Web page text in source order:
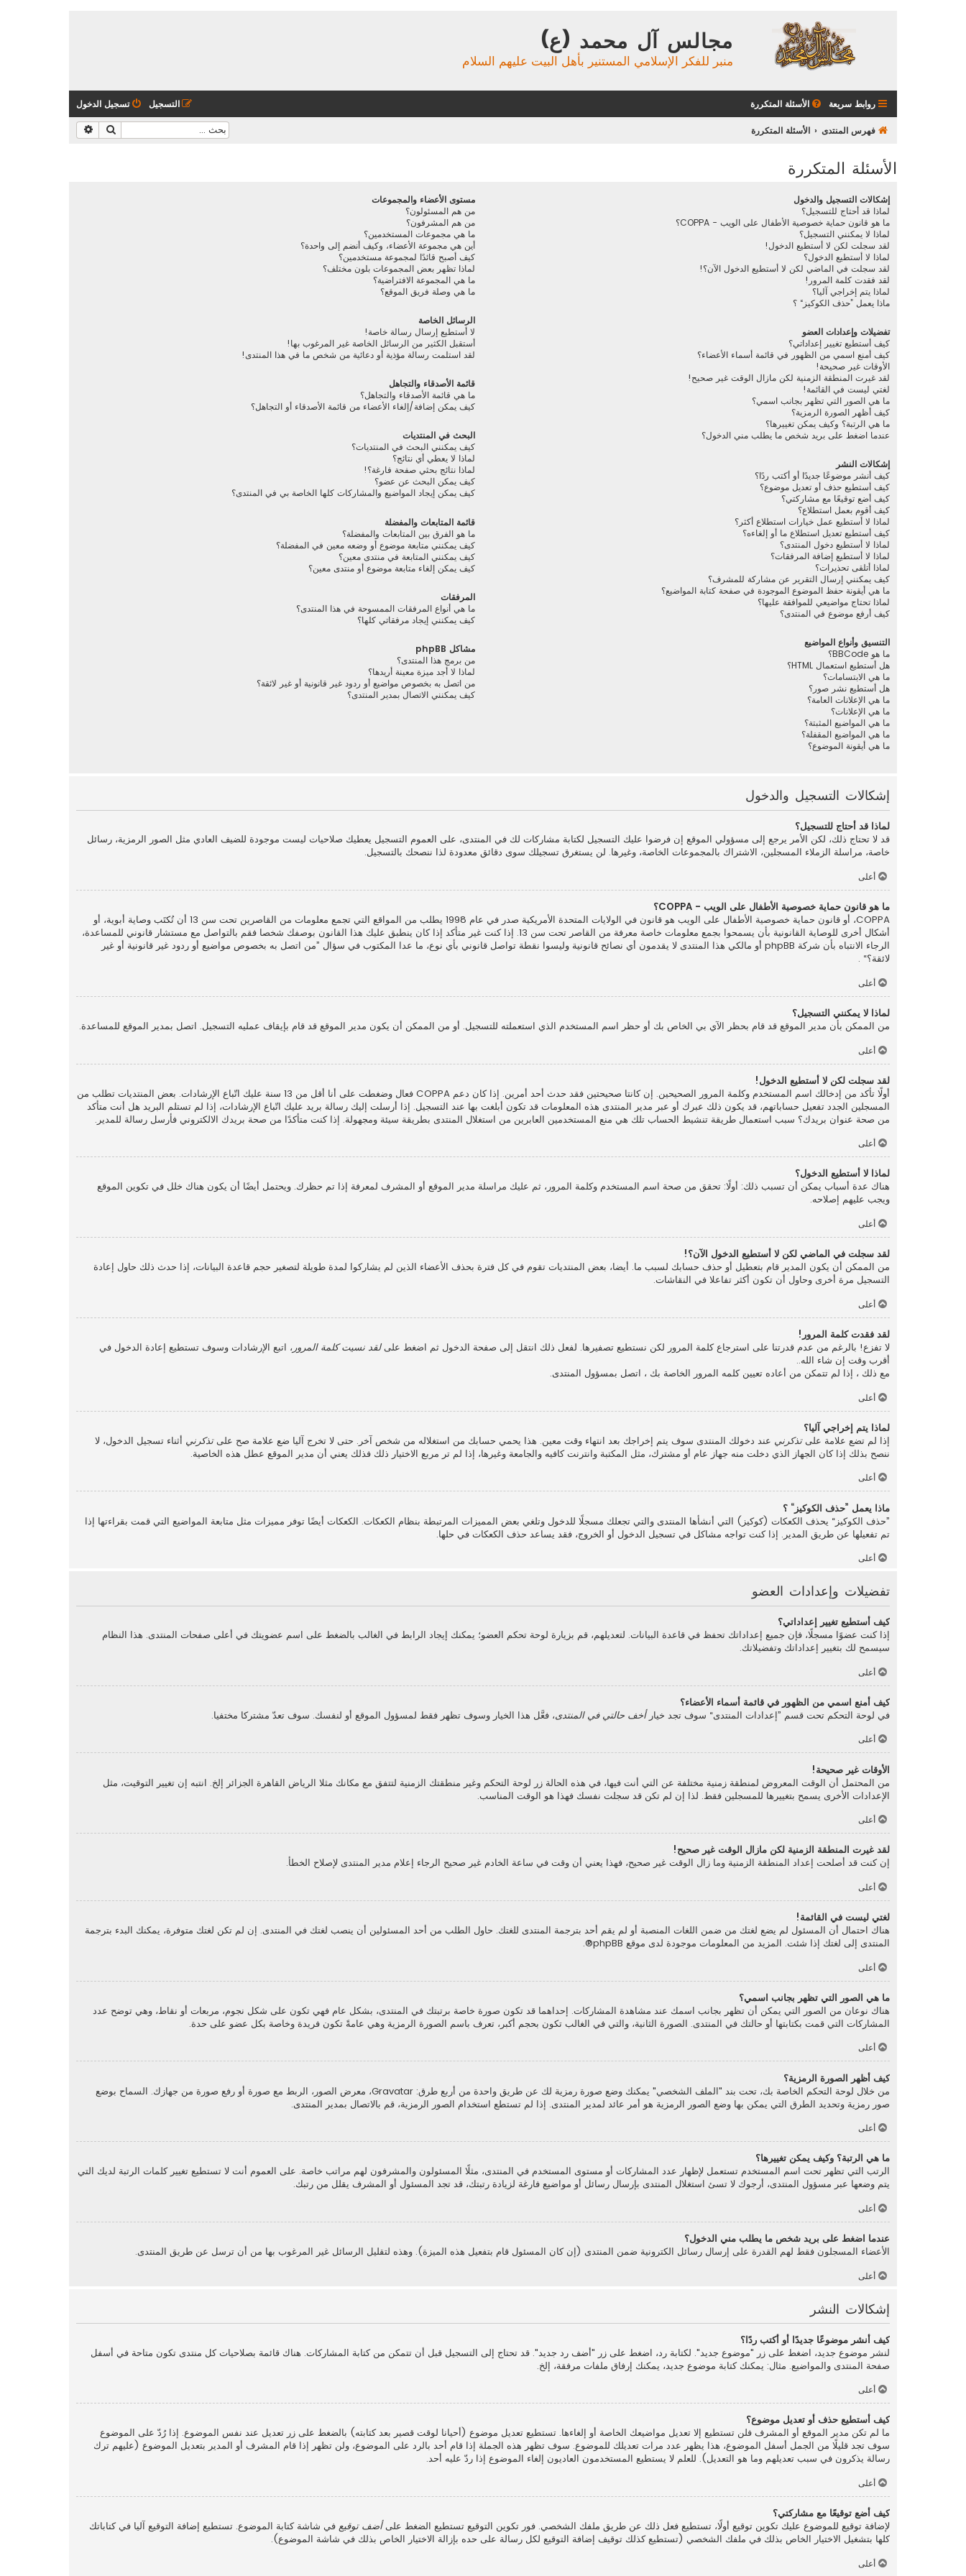
مجالس آل محمد (ع)
منبر للفكر الإسلامي المستنير بأهل البيت عليهم السلام
روابط سريعة الأسئلة المتكررة تسجيل الدخول التسجيل
فهرس المنتدى الأسئلة المتكررة بحث
الأسئلة المتكررة
إشكالات التسجيل والدخول
لماذا قد أحتاج للتسجيل؟
ما هو قانون حماية خصوصية الأطفال على الويب - COPPA؟
لماذا لا يمكنني التسجيل؟
لقد سجلت لكن لا أستطيع الدخول!
لماذا لا أستطيع الدخول؟
لقد سجلت في الماضي لكن لا أستطيع الدخول الآن؟!
لقد فقدت كلمة المرور!
لماذا يتم إخراجي آليا؟
ماذا يعمل ”حذف الكوكيز“ ؟
تفضيلات وإعدادات العضو
كيف أستطيع تغيير إعداداتي؟
كيف أمنع اسمي من الظهور في قائمة أسماء الأعضاء؟
الأوقات غير صحيحة!
لقد غيرت المنطقة الزمنية لكن مازال الوقت غير صحيح!
لغتي ليست في القائمة!
ما هي الصور التي تظهر بجانب اسمي؟
كيف أظهر الصورة الرمزية؟
ما هي الرتبة؟ وكيف يمكن تغييرها؟
عندما اضغط على بريد شخص ما يطلب مني الدخول؟
إشكالات النشر
كيف أنشر موضوعًا جديدًا أو أكتب ردًا؟
كيف أستطيع حذف أو تعديل موضوع؟
كيف أضع توقيعًا مع مشاركتي؟
كيف أقوم بعمل استطلاع؟
لماذا لا أستطيع عمل خيارات استطلاع أكثر؟
كيف أستطيع تعديل استطلاع ما أو إلغاءه؟
لماذا لا أستطيع دخول المنتدى؟
لماذا لا أستطيع إضافة المرفقات؟
لماذا أتلقى تحذيرات؟
كيف يمكنني إرسال التقرير عن مشاركة للمشرف؟
ما هي أيقونة حفظ الموضوع الموجودة في صفحة كتابة المواضيع؟
لماذا تحتاج مواضيعي للموافقة عليها؟
كيف أرفع موضوع في المنتدى؟
التنسيق وأنواع المواضيع
ما هو BBCode؟
هل أستطيع استعمال HTML؟
ما هي الابتسامات؟
هل أستطيع نشر صور؟
ما هي الإعلانات العامة؟
ما هي الإعلانات؟
ما هي المواضيع المثبتة؟
ما هي المواضيع المقفلة؟
ما هي أيقونة الموضوع؟
مستوى الأعضاء والمجموعات
من هم المسئولون؟
من هم المشرفون؟
ما هي مجموعات المستخدمين؟
أين هي مجموعة الأعضاء، وكيف أنضم إلى واحدة؟
كيف أصبح قائدًا لمجموعة مستخدمين؟
لماذا تظهر بعض المجموعات بلون مختلف؟
ما هي المجموعة الافتراضية؟
ما هي وصلة فريق الموقع؟
الرسائل الخاصة
لا أستطيع إرسال رسالة خاصة!
أستقبل الكثير من الرسائل الخاصة غير المرغوب بها!
لقد استلمت رسالة مؤذية أو دعائية من شخص ما في هذا المنتدى!
قائمة الأصدقاء والتجاهل
ما هي قائمة الأصدقاء والتجاهل؟
كيف يمكن إضافة/إلغاء الأعضاء من قائمة الأصدقاء أو التجاهل؟
البحث في المنتديات
كيف يمكنني البحث في المنتديات؟
لماذا لا يعطي أي نتائج؟
لماذا نتائج بحثي صفحة فارغة؟!
كيف يمكن البحث عن عضو؟
كيف يمكن إيجاد المواضيع والمشاركات كلها الخاصة بي في المنتدى؟
قائمة المتابعات والمفضلة
ما هو الفرق بين المتابعات والمفضلة؟
كيف يمكنني متابعة موضوع أو وضعه معين في المفضلة؟
كيف يمكنني المتابعة في منتدى معين؟
كيف يمكن إلغاء متابعة موضوع أو منتدى معين؟
المرفقات
ما هي أنواع المرفقات الممسوحة في هذا المنتدى؟
كيف يمكنني إيجاد مرفقاتي كلها؟
مشاكل phpBB
من برمج هذا المنتدى؟
لماذا لا أجد ميزة معينة أريدها؟
من اتصل به بخصوص مواضيع أو ردود غير قانونية أو غير لائقة؟
كيف يمكنني الاتصال بمدير المنتدى؟
إشكالات التسجيل والدخول
لماذا قد أحتاج للتسجيل؟
قد لا تحتاج ذلك، لكن الأمر يرجع إلى مسؤولي الموقع إن فرضوا عليك التسجيل لكتابة مشاركات لك في المنتدى، على العموم التسجيل يعطيك صلاحيات ليست موجودة للضيف العادي مثل الصور الرمزية، رسائل
خاصة، مراسلة الزملاء المسجلين، الاشتراك بالمجموعات الخاصة، وغيرها. لن يستغرق تسجيلك سوى دقائق معدودة لذا ننصحك بالتسجيل.
أعلى
ما هو قانون حماية خصوصية الأطفال على الويب - COPPA؟
COPPA، أو قانون حماية خصوصية الأطفال على الويب هو قانون في الولايات المتحدة الأمريكية صدر في عام 1998 يطلب من المواقع التي تجمع معلومات من القاصرين تحت سن 13 أن تُكتَب وصاية أبوية، أو
أشكال أخرى للوصاية القانونية بأن يسمحوا بجمع معلومات خاصة معرفة من القاصر تحت سن 13. إذا كنت غير متأكد إذا كان ينطبق عليك هذا القانون بوصفك شخصا فقم بالتواصل مع مستشار قانوني للمساعدة،
الرجاء الانتباه بأن شركة phpBB أو مالكي هذا المنتدى لا يقدمون أي نصائح قانونية وليسوا نقطة تواصل قانوني بأي نوع، ما عدا المكتوب في سؤال ”من اتصل به بخصوص مواضيع أو ردود غير قانونية أو غير
لائقة؟“ .
أعلى
لماذا لا يمكنني التسجيل؟
من الممكن بأن مدير الموقع قد قام بحظر الآي بي الخاص بك أو حظر اسم المستخدم الذي استعملته للتسجيل. أو من الممكن أن يكون مدير الموقع قد قام بإيقاف عمليه التسجيل. اتصل بمدير الموقع للمساعدة.
أعلى
لقد سجلت لكن لا أستطيع الدخول!
أولًا تأكد من إدخالك اسم المستخدم وكلمة المرور الصحيحين. إن كانتا صحيحتين فقد حدث أحد أمرين. إذا كان دعم COPPA فعال وضغطت على أنا أقل من 13 سنة عليك اتّباع الإرشادات. بعض المنتديات تطلب من
المسجلين الجدد تفعيل حساباتهم، قد يكون ذلك عبرك أو عبر مدير المنتدى هذه المعلومات قد تكون أبلغت بها عند التسجيل. إذا أرسلت إليك رسالة بريد عليك اتّباع الإرشادات، إذا لم تستلم البريد هل أنت متأكد
من صحة عنوان بريدك؟ سبب استعمال طريقة تنشيط الحساب تلك هي منع المستخدمين العابرين من استغلال المنتدى بطريقة سيئة ومجهولة. إذا كنت متأكدًا من صحة بريدك الالكتروني فأرسل رسالة للمدير.
أعلى
لماذا لا أستطيع الدخول؟
هناك عدة أسباب يمكن أن تسبب ذلك: أولًا: تحقق من صحة اسم المستخدم وكلمة المرور، ثم عليك مراسلة مدير الموقع أو المشرف لمعرفة إذا تم حظرك. ويحتمل أيضًا أن يكون هناك خلل في تكوين الموقع
ويجب عليهم إصلاحه.
أعلى
لقد سجلت في الماضي لكن لا أستطيع الدخول الآن؟!
من الممكن أن يكون المدير قام بتعطيل أو حذف حسابك لسبب ما. أيضا، بعض المنتديات تقوم في كل فترة بحذف الأعضاء الذين لم يشاركوا لمدة طويلة لتصغير حجم قاعدة البيانات، إذا حدث ذلك حاول إعادة
التسجيل مرة أخرى وحاول أن تكون أكثر تفاعلا في النقاشات.
أعلى
لقد فقدت كلمة المرور!
لا تفزع! بالرغم من عدم قدرتنا على استرجاع كلمة المرور لكن نستطيع تصفيرها. لفعل ذلك انتقل إلى صفحة الدخول ثم اضغط علىلقد نسيت كلمة المرور ، اتبع الإرشادات وسوف تستطيع إعادة الدخول في
أقرب وقت إن شاء الله..
مع ذلك ، إذا لم تتمكن من أعاده تعيين كلمه المرور الخاصة بك ، اتصل بمسؤول المنتدى.
أعلى
لماذا يتم إخراجي آليا؟
إذا لم تضع علامة علىتذكرني عند دخولك المنتدى سوف يتم إخراجك بعد انتهاء وقت معين. هذا يحمي حسابك من استغلاله من شخص آخر. حتى لا تخرج آليا ضع علامة صح علىتذكرني أثناء تسجيل الدخول، لا
ننصح بذلك إذا كان الجهاز الذي دخلت منه جهاز عام أو مشترك، مثل المكتبة وانترنت كافيه والجامعة وغيرها، إذا لم تر مربع الاختيار ذلك فذلك يعني أن مدير الموقع عطل هذه الخاصية.
أعلى
ماذا يعمل ”حذف الكوكيز“ ؟
”حذف الكوكيز“ يحذف الكعكات (كوكيز) التي أنشأها المنتدى والتي تجعلك مسجلًا للدخول وتلغي بعض المميزات المرتبطة بنظام الكعكات. الكعكات أيضًا توفر مميزات مثل متابعة المواضيع التي قمت بقراءتها إذا
تم تفعيلها عن طريق المدير. إذا كنت تواجه مشاكل في تسجيل الدخول أو الخروج، فقد يساعد حذف الكعكات في حلها.
أعلى
تفضيلات وإعدادات العضو
كيف أستطيع تغيير إعداداتي؟
إذا كنت عضوًا مسجلًا، فإن جميع إعداداتك تحفظ في قاعدة البيانات. لتعديلهم، قم بزيارة لوحة تحكم العضو؛ يمكنك إيجاد الرابط في الغالب بالضغط على اسم عضويتك في أعلى صفحات المنتدى. هذا النظام
سيسمح لك بتغيير إعداداتك وتفضيلاتك.
أعلى
كيف أمنع اسمي من الظهور في قائمة أسماء الأعضاء؟
في لوحة التحكم تحت قسم ”إعدادات المنتدى“ سوف تجد خيارأخف حالتي في المنتدى، فعَّل هذا الخيار وسوف تظهر فقط لمسؤول الموقع أو لنفسك. سوف تعدّ مشتركا مختفيا.
أعلى
الأوقات غير صحيحة!
من المحتمل أن الوقت المعروض لمنطقة زمنية مختلفة عن التي أنت فيها، في هذه الحالة زر لوحة التحكم وغير منطقتك الزمنية لتتفق مع مكانك مثلا الرياض القاهرة الجزائر إلخ. انتبه إن تغيير التوقيت، مثل
الإعدادات الأخرى يسمح بتغييرها للمسجلين فقط. لذا إن لم تكن قد سجلت نفسك فهذا هو الوقت المناسب.
أعلى
لقد غيرت المنطقة الزمنية لكن مازال الوقت غير صحيح!
إن كنت قد أصلحت إعداد المنطقة الزمنية وما زال الوقت غير صحيح، فهذا يعني أن وقت في ساعة الخادم غير صحيح الرجاء إعلام مدير المنتدى لإصلاح الخطأ.
أعلى
لغتي ليست في القائمة!
هناك احتمال أن المسئول لم يضع لغتك من ضمن اللغات المنصبة أو لم يقم أحد بترجمة المنتدى للغتك. حاول الطلب من أحد المسئولين أن ينصب لغتك في المنتدى. إن لم تكن لغتك متوفرة، يمكنك البدء بترجمة
المنتدى إلى لغتك إذا شئت. المزيد من المعلومات موجودة لدى موقع phpBB
®.
أعلى
ما هي الصور التي تظهر بجانب اسمي؟
هناك نوعان من الصور التي يمكن أن تظهر بجانب اسمك عند مشاهدة المشاركات. إحداهما قد تكون صورة خاصة برتبتك في المنتدى، بشكل عام فهي تكون على شكل نجوم، مربعات أو نقاط، وهي توضح عدد
المشاركات التي قمت بكتابتها أو حالتك في المنتدى. الصورة الثانية، والتي في الغالب تكون بحجم أكبر، تعرف باسم الصورة الرمزية وهي عامةً تكون فريدة وخاصة بكل عضو على حدة.
أعلى
كيف أظهر الصورة الرمزية؟
من خلال لوحة التحكم الخاصة بك، تحت بند "الملف الشخصي" يمكنك وضع صورة رمزية لك عن طريق واحدة من أربع طرق: Gravatar، معرض الصور، الربط مع صورة أو رفع صورة من جهازك. السماح بوضع
صور رمزية وتحديد الطرق التي يمكن بها وضع الصور الرمزية هو أمر عائد لمدير المنتدى. إذا لم تستطع استخدام الصور الرمزية، قم بالاتصال بمدير المنتدى.
أعلى
ما هي الرتبة؟ وكيف يمكن تغييرها؟
الرتب التي تظهر تحت اسم المستخدم تستعمل لإظهار عدد المشاركات أو مستوى المستخدم في المنتدى، مثلًا المسئولون والمشرفون لهم مراتب خاصة. على العموم أنت لا تستطيع تغيير كلمات الرتبة لديك التي
يتم وضعها عبر مسؤول المنتدى، أرجوك لا تسئ استغلال المنتدى بإرسال رسائل أو مواضيع فارغة لزيادة رتبتك، قد تجد المسئول أو المشرف يقلل من رتبك.
أعلى
عندما اضغط على بريد شخص ما يطلب مني الدخول؟
الأعضاء المسجلون فقط لهم القدرة على إرسال رسائل الكترونية ضمن المنتدى (إن كان المسئول قام بتفعيل هذه الميزة). وهذه لتقليل الرسائل غير المرغوب بها من أن ترسل عن طريق المنتدى.
أعلى
إشكالات النشر
كيف أنشر موضوعًا جديدًا أو أكتب ردًا؟
لنشر موضوع جديد، اضغط على زر "موضوع جديد". لكتابة رد، اضغط على زر "أضف رد جديد". قد تحتاج إلى التسجيل قبل أن تتمكن من كتابة المشاركات. هناك قائمة بصلاحيات كل منتدى تكون متاحة في أسفل
صفحة المنتدى والمواضيع. مثال: يمكنك كتابة موضوع جديد، يمكنك إرفاق ملفات مرفقة، إلخ.
أعلى
كيف أستطيع حذف أو تعديل موضوع؟
ما لم تكن مدير الموقع أو المشرف فلن تستطيع إلا تعديل مواضيعك الخاصة أو إلغاءها. تستطيع تعديل موضوع (أحيانا لوقت قصير بعد كتابته) بالضغط على زر تعديل عند نفس الموضوع. إذا رُدّ على الموضوع
سوف تجد قليلًا من الجمل أسفل الموضوع، هذا يظهر عدد مرات تعديلك للموضوع. سوف تظهر هذه الجملة إذا قام أحد بالرد على الموضوع، ولن تظهر إذا قام المشرف أو المدير بتعديل الموضوع (عليهم ترك
رسالة يذكرون في سبب تعديلهم وما هو التعديل). للعلم لا يستطيع المستخدمون العاديون إلغاء الموضوع إذا ردّ عليه أحد.
أعلى
كيف أضع توقيعًا مع مشاركتي؟
لإضافة توقيع للموضوع عليك تكوين توقيع أولًا، تستطيع فعل ذلك عن طريق ملفك الشخصي. فور تكوين التوقيع تستطيع الضغط علىأضف توقيع في شاشة كتابة الموضوع. تستطيع إضافة التوقيع آليا في كتاباتك
كلها بتشغيل الاختيار الخاص بذلك في ملفك الشخصي (تستطيع كذلك توقيف إضافة التوقيع لكل رسالة على حده بإزالة الاختيار الخاص بذلك في شاشة الموضوع).
أعلى